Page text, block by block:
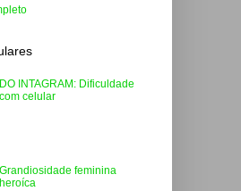
DO INTAGRAM: Dificuldade
com celular
Grandiosidade feminina
heroíca